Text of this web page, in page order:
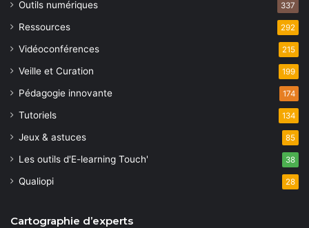
Outils numériques 337
Ressources 292
Vidéoconférences 215
Veille et Curation 199
Pédagogie innovante 174
Tutoriels 134
Jeux & astuces 85
Les outils d'E-learning Touch' 38
Qualiopi 28
Cartographie d’experts